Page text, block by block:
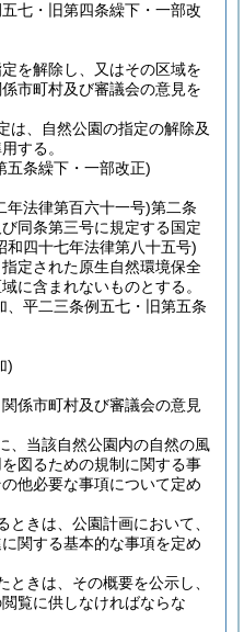
七・旧第四条繰下・一部改
を解除し、又はその区域を
市町村及び審議会の意見を
は、自然公園の指定の解除及
する。
五条繰下・一部改正)
年法律第百六十一号)第二条
同条第三号に規定する国定
和四十七年法律第八十五号)
定された原生自然環境保全
に含まれないものとする。
、平二三条例五七・旧第五条
)
係市町村及び審議会の意見
、当該自然公園内の自然の風
図るための規制に関する事
他必要な事項について定め
きは、公園計画において、
関する基本的な事項を定め
きは、その概要を公示し、
覧に供しなければならな